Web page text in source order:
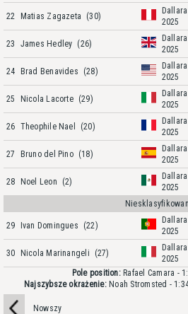
22 Matias Zagazeta (30)
2025
23 James Hedley (26)
2025
24 Brad Benavides (28)
2025
25 Nicola Lacorte (29)
2025
26 Theophile Nael (20)
2025
27 Bruno del Pino (18)
2025
28 Noel Leon (2)
2025
29 Ivan Domingues (22)
2025
30 Nicola Marinangeli (27)
2025
Pole position:Rafael Camara -
Najszybsze okrażenie:Noah Stromsted -
Nowszy